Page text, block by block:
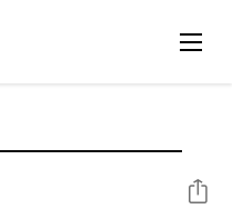
分享